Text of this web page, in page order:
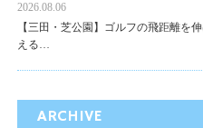
2026.08.06
【三田・芝公園】ゴルフの飛距離を
える…
ARCHIVE